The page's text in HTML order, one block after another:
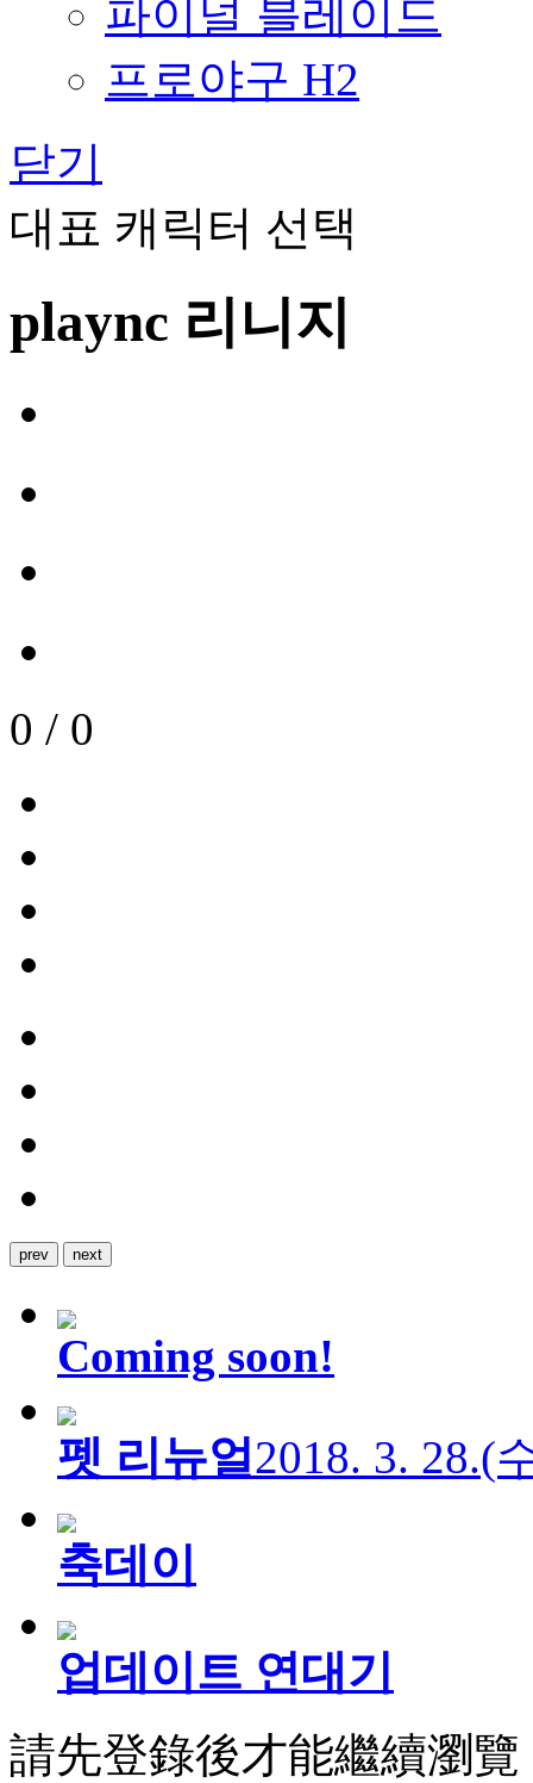
파이널 블레이드
프로야구 H2
닫기
대표 캐릭터 선택
plaync 리니지
0 / 0
prev next
Coming soon!
펫 리뉴얼2018. 3. 28.(
축데이
업데이트 연대기
請先登錄後才能繼續瀏覽